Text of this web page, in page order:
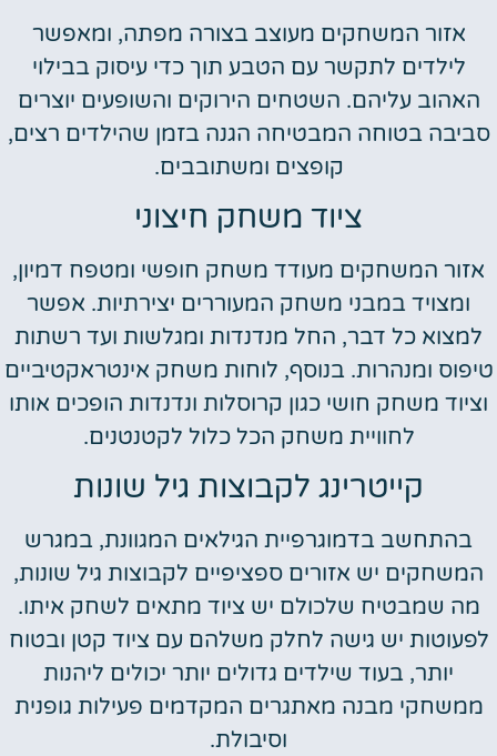
אזור המשחקים מעוצב בצורה מפתה, ומאפשר
לילדים לתקשר עם הטבע תוך כדי עיסוק בבילוי
האהוב עליהם. השטחים הירוקים והשופעים יוצרים
סביבה בטוחה המבטיחה הגנה בזמן שהילדים רצים,
קופצים ומשתובבים.
ציוד משחק חיצוני
אזור המשחקים מעודד משחק חופשי ומטפח דמיון,
ומצויד במבני משחק המעוררים יצירתיות. אפשר
למצוא כל דבר, החל מנדנדות ומגלשות ועד רשתות
טיפוס ומנהרות. בנוסף, לוחות משחק אינטראקטיביים
וציוד משחק חושי כגון קרוסלות ונדנדות הופכים אותו
לחוויית משחק הכל כלול לקטנטנים.
קייטרינג לקבוצות גיל שונות
בהתחשב בדמוגרפיית הגילאים המגוונת, במגרש
המשחקים יש אזורים ספציפיים לקבוצות גיל שונות,
מה שמבטיח שלכולם יש ציוד מתאים לשחק איתו.
לפעוטות יש גישה לחלק משלהם עם ציוד קטן ובטוח
יותר, בעוד שילדים גדולים יותר יכולים ליהנות
ממשחקי מבנה מאתגרים המקדמים פעילות גופנית
וסיבולת.